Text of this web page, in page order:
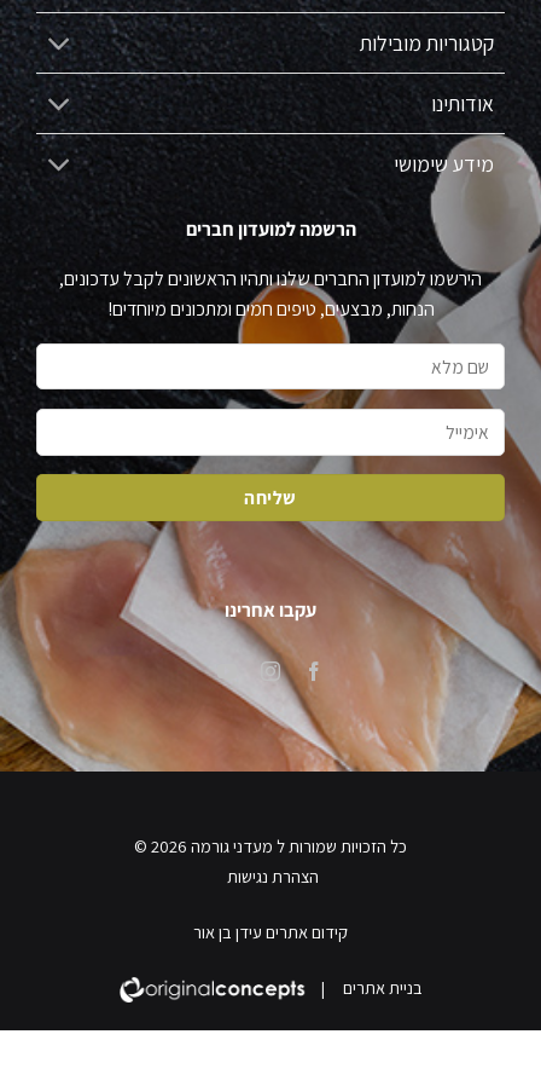
קטגוריות מובילות
אודותינו
מידע שימושי
הרשמה למועדון חברים
הירשמו למועדון החברים שלנו ותהיו הראשונים לקבל עדכונים,
הנחות, מבצעים, טיפים חמים ומתכונים מיוחדים!
עקבו אחרינו
כל הזכויות שמורות ל מעדני גורמה 2026 ©
הצהרת נגישות
קידום אתרים עידן בן אור
בניית אתרים |